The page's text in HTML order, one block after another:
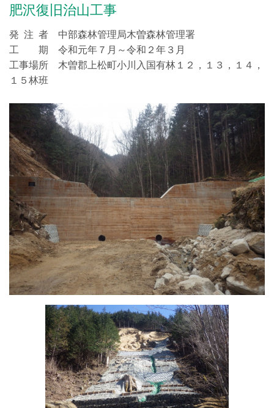
肥沢復旧治山工事
発 注 者 中部森林管理局木曽森林管理署
工 期 令和元年７月～令和２年３月
工事場所 木曽郡上松町小川入国有林１２，１３，１４，
１５林班